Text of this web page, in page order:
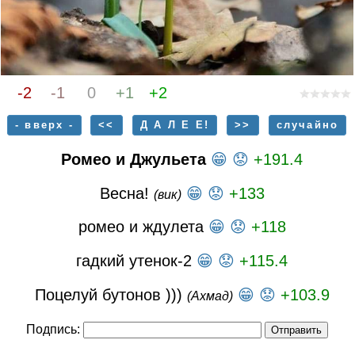
-2 -1 0 +1 +2
- вверх - << Д А Л Е Е! >> случайно
Ромео и Джульета 😁 😟 +191.4
Весна! (вик) 😁 😟 +133
ромео и ждулета 😁 😟 +118
гадкий утенок-2 😁 😟 +115.4
Поцелуй бутонов ))) (Ахмад) 😁 😟 +103.9
Подпись: